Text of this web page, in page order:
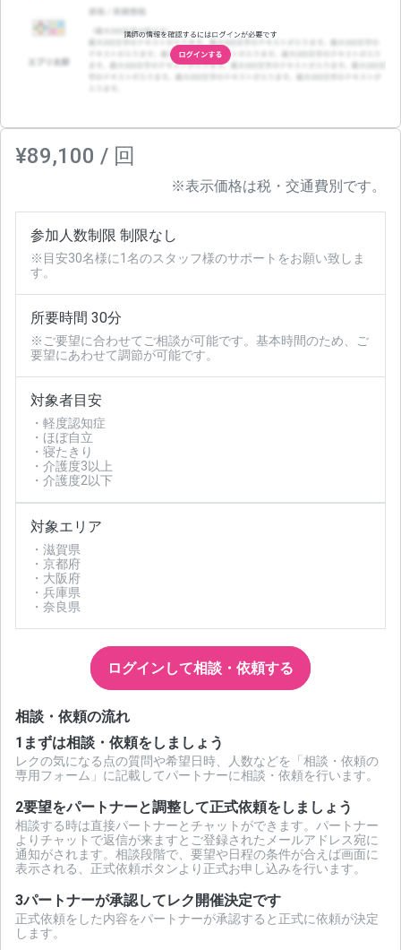
¥89,100 / 回
※表示価格は税・交通費別です。
参加人数制限 制限なし
※目安30名様に1名のスタッフ様のサポートをお願い致しま
す。
所要時間 30分
※ご要望に合わせてご相談が可能です。基本時間のため、ご
要望にあわせて調節が可能です。
対象者目安
・軽度認知症
・ほぼ自立
・寝たきり
・介護度3以上
・介護度2以下
対象エリア
・滋賀県
・京都府
・大阪府
・兵庫県
・奈良県
ログインして相談・依頼する
相談・依頼の流れ
1 まずは相談・依頼をしましょう
レクの気になる点の質問や希望日時、人数などを「相談・依頼の
専用フォーム」に記載してパートナーに相談・依頼を行います。
2要望をパートナーと調整して正式依頼をしましょう
相談する時は直接パートナーとチャットができます。パートナー
よりチャットで返信が来ますとご登録されたメールアドレス宛に
通知がされます。相談段階で、要望や日程の条件が合えば画面に
表示される、正式依頼ボタンより正式お申し込みを行います。
3パートナーが承認してレク開催決定です
正式依頼をした内容をパートナーが承認すると正式に依頼が決定
します。